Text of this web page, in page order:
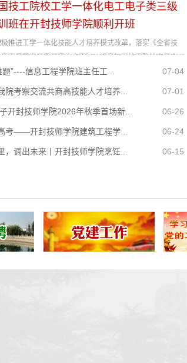
技工院校工学一体化电工电子类三级
班在开封技师学院顺利开班
极推进工学一体化技能人才培养模式改革，落实《全省技
高质量发展专项实施方案》，切实加强技工院校电工电
业师资队伍建设，由全国技工院校一体化教师培训基地
技师学院主办的“全国技工院校工学一体化（三级）教师培
王志广，焦作技师学院副院长赵慧娟出席会议，人社部
体化师资培训骨干教师朱彦齐及参训学员等参加了开班
07-04
”----信息工程学院班主任工...
07-01
考察交流共商高技能人才培养...
06-26
开封技师学院2026年秋季首场新...
06-24
考——开封技师学院建筑工程学...
06-15
调出未来丨开封技师学院烹饪...